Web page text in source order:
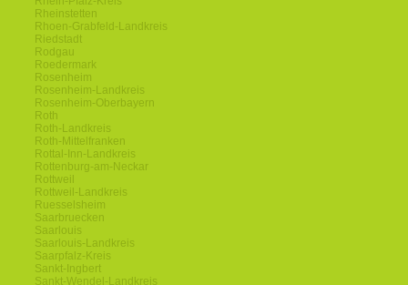
Rheinstetten
Rhoen-Grabfeld-Landkreis
Riedstadt
Rodgau
Roedermark
Rosenheim
Rosenheim-Landkreis
Rosenheim-Oberbayern
Roth
Roth-Landkreis
Roth-Mittelfranken
Rottal-Inn-Landkreis
Rottenburg-am-Neckar
Rottweil
Rottweil-Landkreis
Ruesselsheim
Saarbruecken
Saarlouis
Saarlouis-Landkreis
Saarpfalz-Kreis
Sankt-Ingbert
Sankt-Wendel-Landkreis